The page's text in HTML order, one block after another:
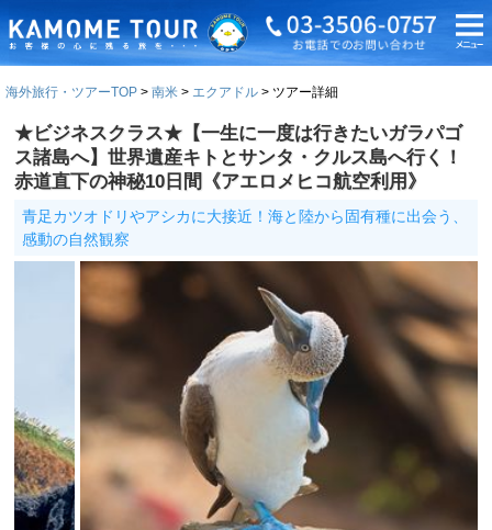
海外旅行・ツアーTOP 南米 エクアドル ツアー詳細
★ビジネスクラス★【一生に一度は行きたいガラパゴ
ス諸島へ】世界遺産キトとサンタ・クルス島へ行く！
赤道直下の神秘10日間《アエロメヒコ航空利用》
青足カツオドリやアシカに大接近！海と陸から固有種に出会う、
感動の自然観察